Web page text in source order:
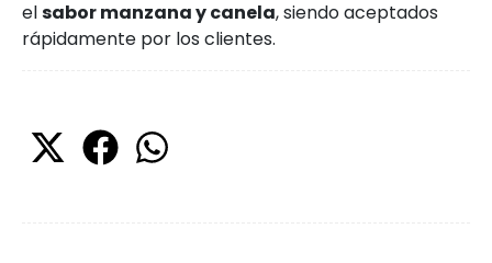
elsabor manzana y canela, siendo aceptados
rápidamente por los clientes.